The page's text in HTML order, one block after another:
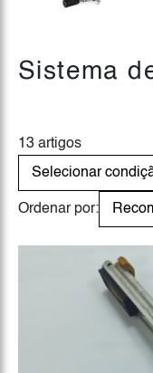
Sistema
13 artigos
Ordenar por: